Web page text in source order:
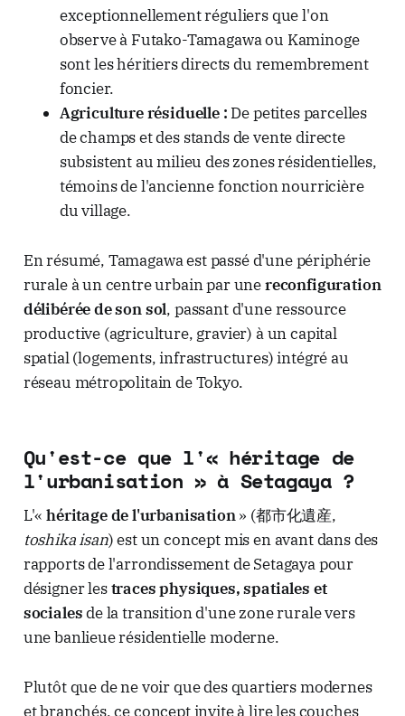
exceptionnellement réguliers que l'on
observe à Futako-Tamagawa ou Kaminoge
sont les héritiers directs du remembrement
foncier.
Agriculture résiduelle : De petites parcelles
de champs et des stands de vente directe
subsistent au milieu des zones résidentielles,
témoins de l'ancienne fonction nourricière
du village.
En résumé, Tamagawa est passé d'une périphérie
rurale à un centre urbain par unereconfiguration
délibérée de son sol, passant d'une ressource
productive (agriculture, gravier) à un capital
spatial (logements, infrastructures) intégré au
réseau métropolitain de Tokyo.
Qu'est-ce que l'« héritage de
l'urbanisation » à Setagaya ?
L'«héritage de l'urbanisation» (都市化遺産,
toshika isan) est un concept mis en avant dans des
rapports de l'arrondissement de Setagaya pour
désigner lestraces physiques, spatiales et
socialesde la transition d'une zone rurale vers
une banlieue résidentielle moderne.
Plutôt que de ne voir que des quartiers modernes
et branchés, ce concept invite à lire les couches